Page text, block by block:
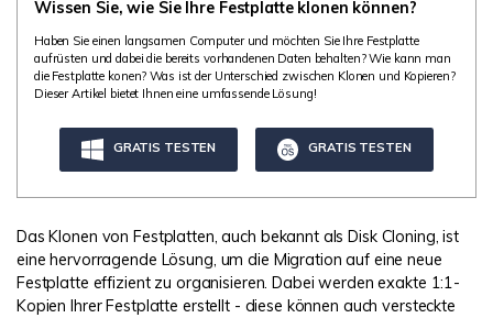
Unbegrenzte Daten vom Mac-System
Kostenlos Testen
wiederherstellen
Kostenlos Testen
Datenverlust-Szenarien
ALLE FUNKTIONEN ENTDECKEN
Aktuelles Thema
Sign In
search
Wissen Sie, wie Sie Ihre Festplatte klonen können?
Haben Sie einen langsamen Computer und möchten Sie Ihre Festplatte
aufrüsten und dabei die bereits vorhandenen Daten behalten? Wie kann man
die Festplatte konen? Was ist der Unterschied zwischen Klonen und Kopieren?
Dieser Artikel bietet Ihnen eine umfassende Lösung!
GRATIS TESTEN GRATIS TESTEN
Das Klonen von Festplatten, auch bekannt als Disk Cloning, ist
eine hervorragende Lösung, um die Migration auf eine neue
Festplatte effizient zu organisieren. Dabei werden exakte 1:1-
Kopien Ihrer Festplatte erstellt - diese können auch versteckte